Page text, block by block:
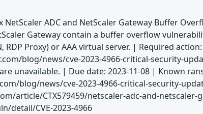
NetScaler ADC and NetScaler Gateway Buffer
Gateway contain a buffer overflow
RDP Proxy) or AAA virtual server. | Required
blog/news/cve-2023-4966-critical-security-
unavailable. | Due date: 2023-11-08 | Known
blog/news/cve-2023-4966-critical-security-
article/CTX579459/netscaler-adc-and-netscaler-
detail/CVE-2023-4966